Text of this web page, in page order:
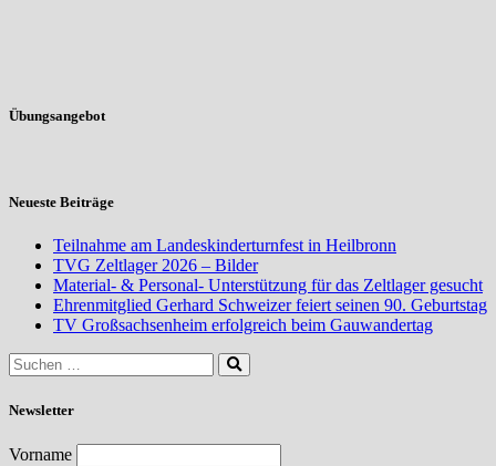
Übungsangebot
Neueste Beiträge
Teilnahme am Landeskinderturnfest in Heilbronn
TVG Zeltlager 2026 – Bilder
Material- & Personal- Unterstützung für das Zeltlager gesucht
Ehrenmitglied Gerhard Schweizer feiert seinen 90. Geburtstag
TV Großsachsenheim erfolgreich beim Gauwandertag
Newsletter
Vorname